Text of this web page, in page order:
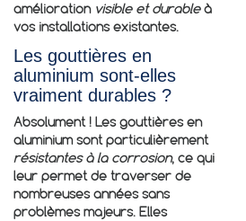
amélioration visible et durableà
vos installations existantes.
Les gouttières en
aluminium sont-elles
vraiment durables ?
Absolument ! Les gouttières en
aluminium sont particulièrement
résistantes à la corrosion, ce qui
leur permet de traverser de
nombreuses années sans
problèmes majeurs. Elles